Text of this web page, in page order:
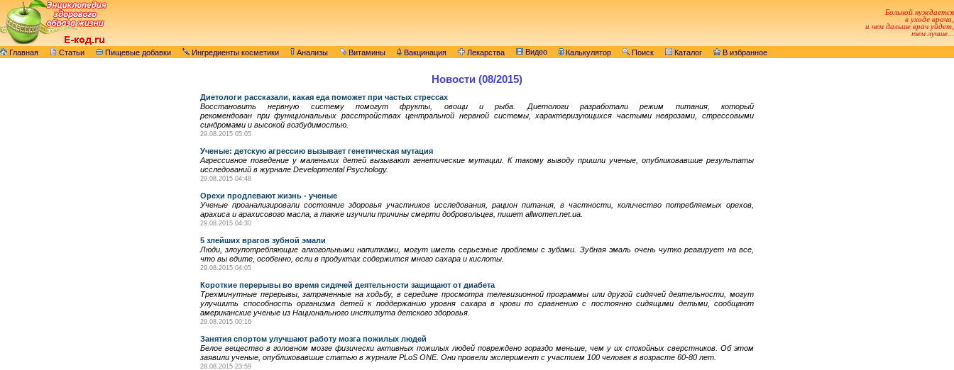
Больной нуждается
в уходе врача,
и чем дальше врач уйдет,
тем лучше...
Главная Статьи Пищевые добавки Ингредиенты косметики Анализы Витамины Вакцинация Лекарства Видео Калькулятор Поиск Каталог В избранное
Новости (08/2015)
Диетологи рассказали, какая еда поможет при частых стрессах
Восстановить нервную систему помогут фрукты, овощи и рыба. Диетологи разработали режим питания, который
рекомендован при функциональных расстройствах центральной нервной системы, характеризующихся частыми неврозами, стрессовыми
синдромами и высокой возбудимостью.
29.08.2015 05:05
Ученые: детскую агрессию вызывает генетическая мутация
Агрессивное поведение у маленьких детей вызывают генетические мутации. К такому выводу пришли ученые, опубликовавшие результаты
исследований в журнале Developmental Psychology.
29.08.2015 04:48
Орехи продлевают жизнь - ученые
Ученые проанализировали состояние здоровья участников исследования, рацион питания, в частности, количество потребляемых орехов,
арахиса и арахисового масла, а также изучили причины смерти добровольцев, пишет allwomen.net.ua.
29.08.2015 04:30
5 злейших врагов зубной эмали
Люди, злоупотребляющие алкогольными напитками, могут иметь серьезные проблемы с зубами. Зубная эмаль очень чутко реагирует на все,
что вы едите, особенно, если в продуктах содержится много сахара и кислоты.
29.08.2015 04:05
Короткие перерывы во время сидячей деятельности защищают от диабета
Трехминутные перерывы, затраченные на ходьбу, в середине просмотра телевизионной программы или другой сидячей деятельности, могут
улучшить способность организма детей к поддержанию уровня сахара в крови по сравнению с постоянно сидящими детьми, сообщают
американские ученые из Национального института детского здоровья.
29.08.2015 00:16
Занятия спортом улучшают работу мозга пожилых людей
Белое вещество в головном мозге физически активных пожилых людей повреждено гораздо меньше, чем у их спокойных сверстников. Об этом
заявили ученые, опубликовавшие статью в журнале PLоS ONE. Они провели эксперимент с участием 100 человек в возрасте 60-80 лет.
28.08.2015 23:59